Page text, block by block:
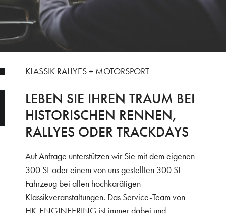
KLASSIK RALLYES + MOTORSPORT
LEBEN SIE IHREN TRAUM BEI
HISTORISCHEN RENNEN,
RALLYES ODER TRACKDAYS
Auf Anfrage unterstützen wir Sie mit dem eigenen
300 SL oder einem von uns gestellten 300 SL
Fahrzeug bei allen hochkarätigen
Klassikveranstaltungen. Das Service-Team von